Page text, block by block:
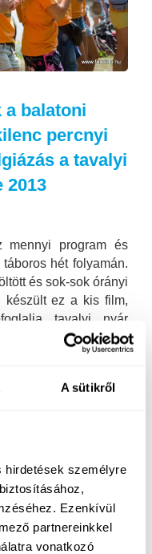
A sütikről
hirdetések személyre
Ezenkívül
partnereinkkel
vonatkozó
balatoni
percnyi
a tavalyi
2013
mennyi program és
hét folyamán.
és sok-sok órányi
készült ez a kis film,
tavalyi nyár
csapatunk, a
és a
jut is először
vissza, ezért
Reméljük neked